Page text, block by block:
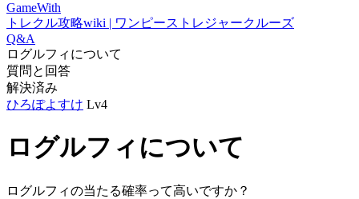
GameWith
トレクル攻略wiki | ワンピーストレジャークルーズ
Q&A
ログルフィについて
質問と回答
解決済み
ひろぽよすけ Lv4
ログルフィについて
ログルフィの当たる確率って高いですか？